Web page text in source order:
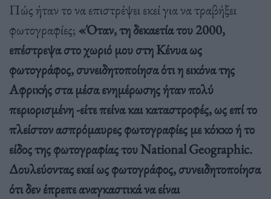
Πώς ήταν το να επιστρέψει εκεί για να τραβήξει
φωτογραφίες; «Όταν, τη δεκαετία του 2000,
επέστρεψα στο χωριό μου στη Κένυα ως
φωτογράφος, συνειδητοποίησα ότι η εικόνα της
Αφρικής στα μέσα ενημέρωσης ήταν πολύ
περιορισμένη -είτε πείνα και καταστροφές, ως επί το
πλείστον ασπρόμαυρες φωτογραφίες με κόκκο ή το
είδος της φωτογραφίας του National Geographic.
Δουλεύοντας εκεί ως φωτογράφος, συνειδητοποίησα
ότι δεν έπρεπε αναγκαστικά να είναι